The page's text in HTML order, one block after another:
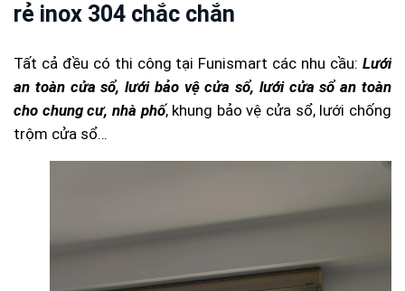
rẻ inox 304 chắc chắn
Tất cả đều có thi công tại Funismart các nhu cầu: Lưới
an toàn cửa sổ, lưới bảo vệ cửa sổ, lưới cửa sổ an toàn
cho chung cư, nhà phố, khung bảo vệ cửa sổ, lưới chống
trộm cửa sổ…